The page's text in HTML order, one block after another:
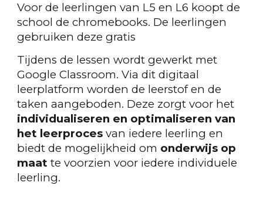
Voor de leerlingen van L5 en L6 koopt de
school de chromebooks. De leerlingen
gebruiken deze gratis
Tijdens de lessen wordt gewerkt met
Google Classroom. Via dit digitaal
leerplatform worden de leerstof en de
taken aangeboden. Deze zorgt voor het
individualiseren en optimaliseren van
het leerproces van iedere leerling en
biedt de mogelijkheid om onderwijs op
maat te voorzien voor iedere individuele
leerling.